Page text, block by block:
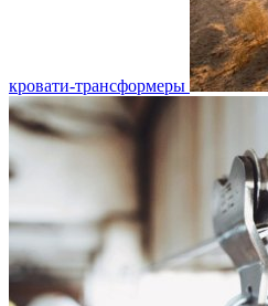
кровати-трансформеры